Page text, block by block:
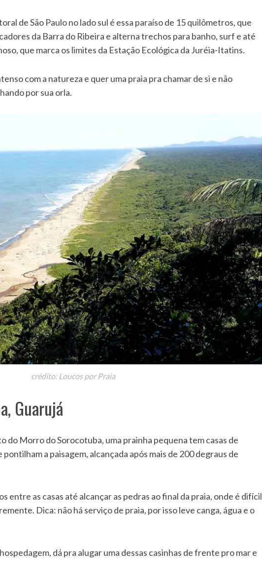
de São Paulo no lado sul é essa paraíso de 15 quilômetros, que
da Barra do Ribeira e alterna trechos para banho, surf e até
que marca os limites da Estação Ecológica da Juréia-Itatins.
com a natureza e quer uma praia pra chamar de si e não
por sua orla.
crédito: Loucos por Praia
Guarujá
do Morro do Sorocotuba, uma prainha pequena tem casas de
a paisagem, alcançada após mais de 200 degraus de
entre as casas até alcançar as pedras ao final da praia, onde é difícil
Dica: não há serviço de praia, por isso leve canga, água e o
dá pra alugar uma dessas casinhas de frente pro mar e